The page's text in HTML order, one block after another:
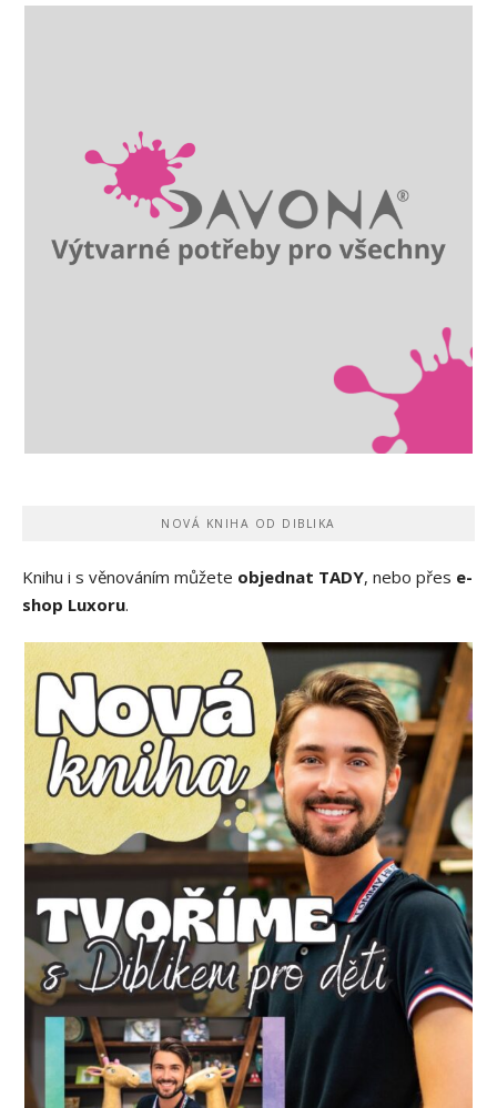
NOVÁ KNIHA OD DIBLIKA
Knihu i s věnováním můžete objednat TADY, nebo přes e-
shop Luxoru.